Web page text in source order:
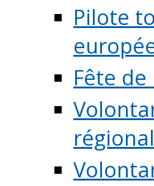
Pilote
Fête